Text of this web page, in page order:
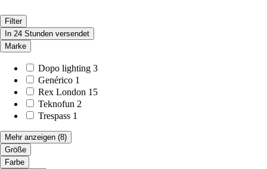
Filter
In 24 Stunden versendet
Marke
Dopo lighting 3
Genérico 1
Rex London 15
Teknofun 2
Trespass 1
Mehr anzeigen (8)
Größe
Farbe